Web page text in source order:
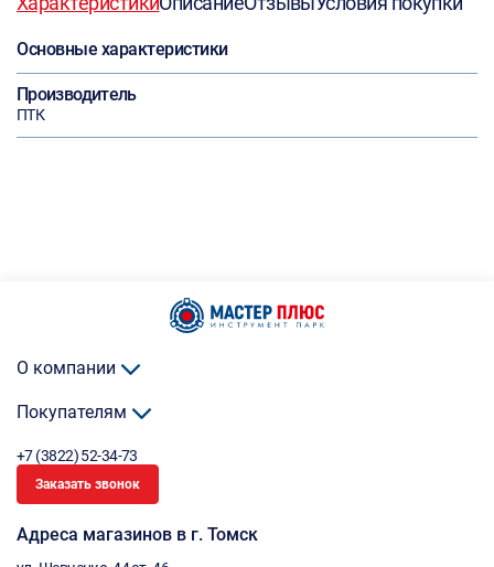
Основные характеристики
Производитель
ПТК
О компании
Покупателям
+7 (3822) 52-34-73
Заказать звонок
Адреса магазинов в г. Томск